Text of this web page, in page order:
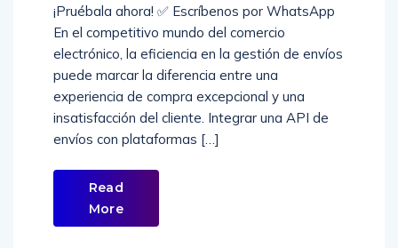
¡Pruébala ahora! ✅ Escríbenos por WhatsApp
En el competitivo mundo del comercio
electrónico, la eficiencia en la gestión de envíos
puede marcar la diferencia entre una
experiencia de compra excepcional y una
insatisfacción del cliente. Integrar una API de
envíos con plataformas […]
Read
More